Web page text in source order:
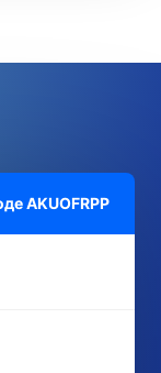
AKUOFRPP